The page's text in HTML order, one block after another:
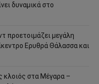
δυναμικά στο
προετοιμάζει μεγάλη
Ερυθρά Θάλασσα και
κλοιός στα Μέγαρα –